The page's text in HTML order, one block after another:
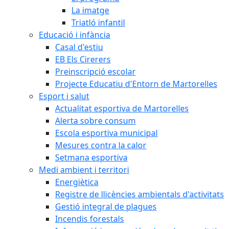
La imatge
Triatló infantil
Educació i infància
Casal d'estiu
EB Els Cirerers
Preinscripció escolar
Projecte Educatiu d'Entorn de Martorelles
Esport i salut
Actualitat esportiva de Martorelles
Alerta sobre consum
Escola esportiva municipal
Mesures contra la calor
Setmana esportiva
Medi ambient i territori
Energiètica
Registre de llicències ambientals d'activitats
Gestió integral de plagues
Incendis forestals